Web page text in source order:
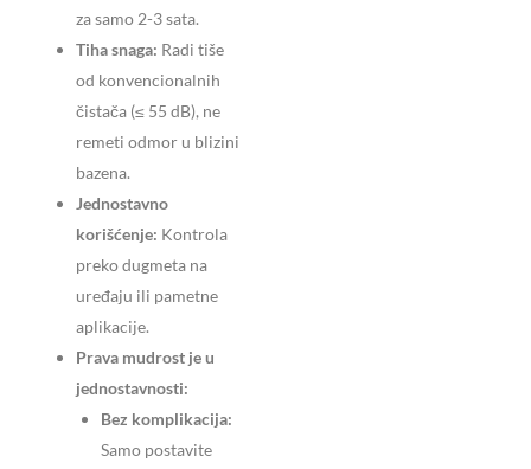
za samo 2-3 sata.
Tiha snaga: Radi tiše
od konvencionalnih
čistača (≤ 55 dB), ne
remeti odmor u blizini
bazena.
Jednostavno
korišćenje: Kontrola
preko dugmeta na
uređaju ili pametne
aplikacije.
Prava mudrost je u
jednostavnosti:
Bez komplikacija:
Samo postavite